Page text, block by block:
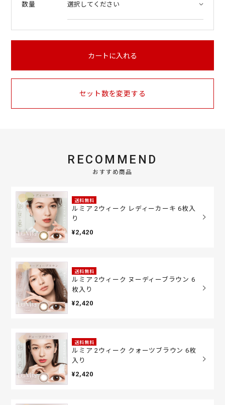
数量
カートに入れる
セット数を変更する
RECOMMEND
おすすめ商品
送料無料
ルミア 2ウィーク レディーカーキ 6枚入
り
¥2,420
送料無料
ルミア 2ウィーク ヌーディーブラウン 6
枚入り
¥2,420
送料無料
ルミア 2ウィーク クォーツブラウン 6枚
入り
¥2,420